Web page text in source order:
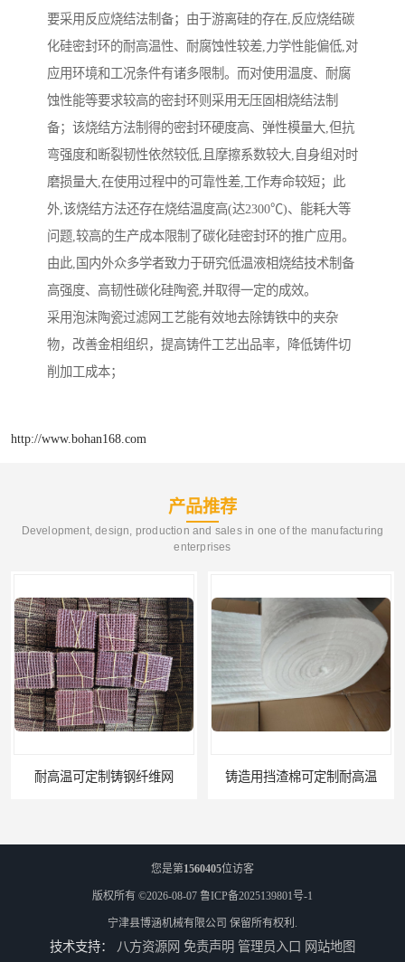
要采用反应烧结法制备；由于游离硅的存在,反应烧结碳
化硅密封环的耐高温性、耐腐蚀性较差,力学性能偏低,对
应用环境和工况条件有诸多限制。而对使用温度、耐腐
蚀性能等要求较高的密封环则采用无压固相烧结法制
备；该烧结方法制得的密封环硬度高、弹性模量大,但抗
弯强度和断裂韧性依然较低,且摩擦系数较大,自身组对时
磨损量大,在使用过程中的可靠性差,工作寿命较短；此
外,该烧结方法还存在烧结温度高(达2300℃)、能耗大等
问题,较高的生产成本限制了碳化硅密封环的推广应用。
由此,国内外众多学者致力于研究低温液相烧结技术制备
高强度、高韧性碳化硅陶瓷,并取得一定的成效。
采用泡沫陶瓷过滤网工艺能有效地去除铸铁中的夹杂
物，改善金相组织，提高铸件工艺出品率，降低铸件切
削加工成本；
http://www.bohan168.com
产品推荐
Development, design, production and sales in one of the manufacturing
enterprises
铸造用挡渣棉可定制耐高温 西安铸造过滤网
您是第1560405位访客
版权所有 ©2026-08-07 鲁ICP备2025139801号-1
宁津县博涵机械有限公司 保留所有权利.
技术支持： 八方资源网 免责声明 管理员入口 网站地图